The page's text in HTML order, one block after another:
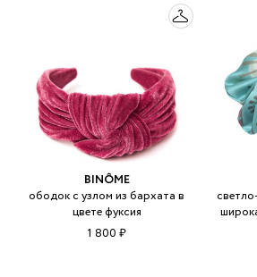
BINÔME
ободок с узлом из бархата в
цвете фуксия
1 800 ₽